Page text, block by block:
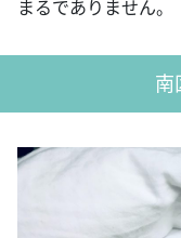
まるでありません。
南